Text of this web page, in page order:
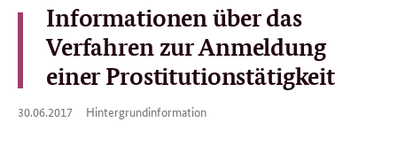
Informationen über das
Verfahren zur Anmeldung
einer Prostitutionstätigkeit
30.06.2017 30.Hintergrundinformation